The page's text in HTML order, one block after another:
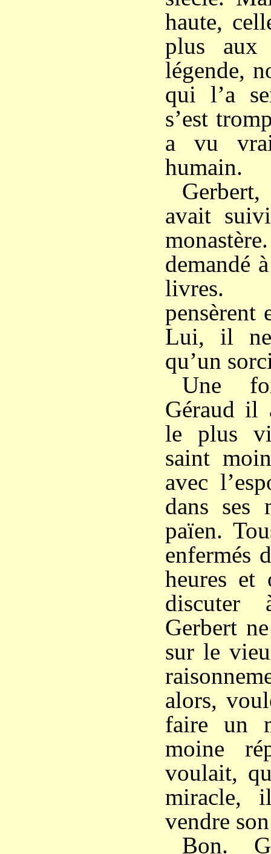
haute,
plus aux
légende,
qui l’a
s’est
a vu
humain.
avait
demandé
livres.
pensèrent
Lui, il ne
qu’un
Une
Géraud il
le plus
saint
avec
dans ses
païen.
enfermés
heures et
discuter
Gerbert
sur le
alors,
faire un
moine
voulait,
miracle,
vendre
Bon.